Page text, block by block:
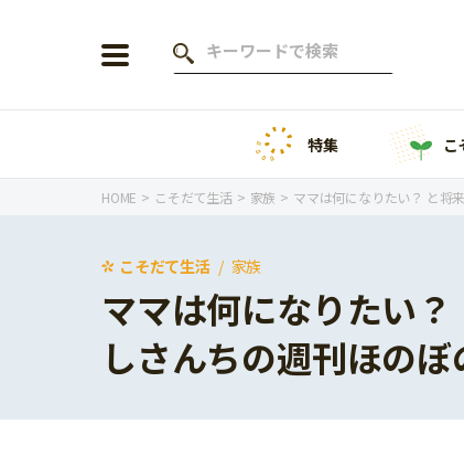
年齢から探す
1歳
特集 こ
HOME こそだて生活 家族 ママは何になりたい？ と将
こそだて生活 家族
ママは何になりたい
しさんちの週刊ほの